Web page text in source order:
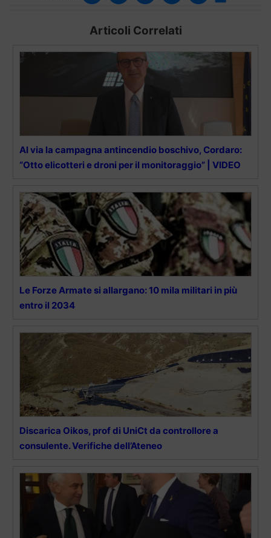
Articoli Correlati
Al via la campagna antincendio boschivo, Cordaro:
“Otto elicotteri e droni per il monitoraggio” | VIDEO
Le Forze Armate si allargano: 10 mila militari in più
entro il 2034
Discarica Oikos, prof di UniCt da controllore a
consulente. Verifiche dell’Ateneo